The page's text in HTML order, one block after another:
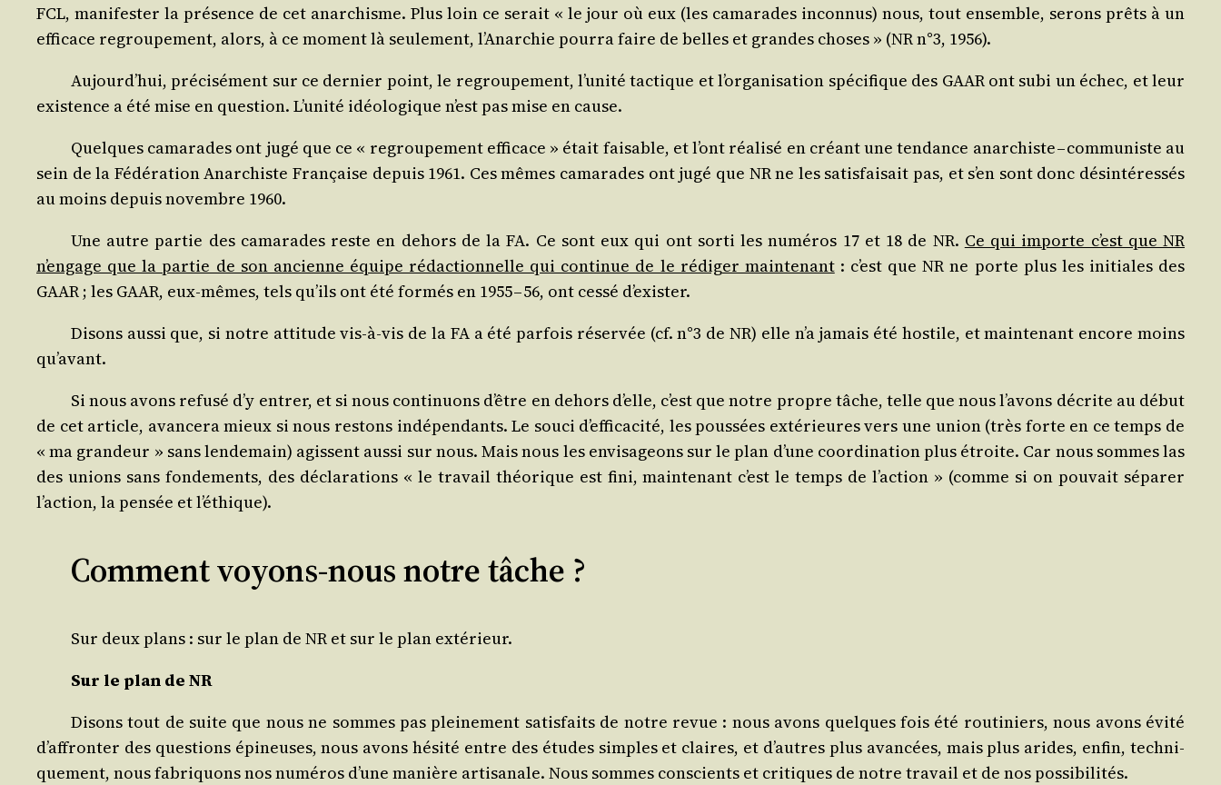
FCL, mani­fes­ter la pré­sence de cet anar­chisme. Plus loin ce serait « le jour où eux (les cama­rades incon­nus) nous, tout ensemble, serons prêts à un
effi­cace regrou­pe­ment, alors, à ce moment là seule­ment, l’Anarchie pour­ra faire de belles et grandes choses » (NR n°3, 1956).
Aujourd’hui, pré­ci­sé­ment sur ce der­nier point, le regrou­pe­ment, l’unité tac­tique et l’organisation spé­ci­fique des GAAR ont subi un échec, et leur
exis­tence a été mise en ques­tion. L’unité idéo­lo­gique n’est pas mise en cause.
Quelques cama­rades ont jugé que ce « regrou­pe­ment effi­cace » était fai­sable, et l’ont réa­li­sé en créant une ten­dance anar­chiste – com­mu­niste au
sein de la Fédé­ra­tion Anar­chiste Fran­çaise depuis 1961. Ces mêmes cama­rades ont jugé que NR ne les satis­fai­sait pas, et s’en sont donc dés­in­té­res­sés
au moins depuis novembre 1960.
Une autre par­tie des cama­rades reste en dehors de la FA. Ce sont eux qui ont sor­ti les numé­ros 17 et 18 de NR. Ce qui importe c’est que NR
n’engage que la par­tie de son ancienne équipe rédac­tion­nelle qui conti­nue de le rédi­ger main­te­nant: c’est que NR ne porte plus les ini­tiales des
GAAR ; les GAAR, eux-mêmes, tels qu’ils ont été for­més en 1955 – 56, ont ces­sé d’exister.
Disons aus­si que, si notre atti­tude vis-à-vis de la FA a été par­fois réser­vée (cf. n°3 de NR) elle n’a jamais été hos­tile, et main­te­nant encore moins
qu’avant.
Si nous avons refu­sé d’y entrer, et si nous conti­nuons d’être en dehors d’elle, c’est que notre propre tâche, telle que nous l’avons décrite au début
de cet article, avan­ce­ra mieux si nous res­tons indé­pen­dants. Le sou­ci d’efficacité, les pous­sées exté­rieures vers une union (très forte en ce temps de
« ma gran­deur » sans len­de­main) agissent aus­si sur nous. Mais nous les envi­sa­geons sur le plan d’une coor­di­na­tion plus étroite. Car nous sommes las
des unions sans fon­de­ments, des décla­ra­tions « le tra­vail théo­rique est fini, main­te­nant c’est le temps de l’action » (comme si on pou­vait sépa­rer
l’action, la pen­sée et l’éthique).
Comment voyons-nous notre tâche ?
Sur deux plans : sur le plan de NR et sur le plan extérieur.
Sur le plan de NR
Disons tout de suite que nous ne sommes pas plei­ne­ment satis­faits de notre revue : nous avons quelques fois été rou­ti­niers, nous avons évi­té
d’affronter des ques­tions épi­neuses, nous avons hési­té entre des études simples et claires, et d’autres plus avan­cées, mais plus arides, enfin, tech­ni­
que­ment, nous fabri­quons nos numé­ros d’une manière arti­sa­nale. Nous sommes conscients et cri­tiques de notre tra­vail et de nos possibilités.